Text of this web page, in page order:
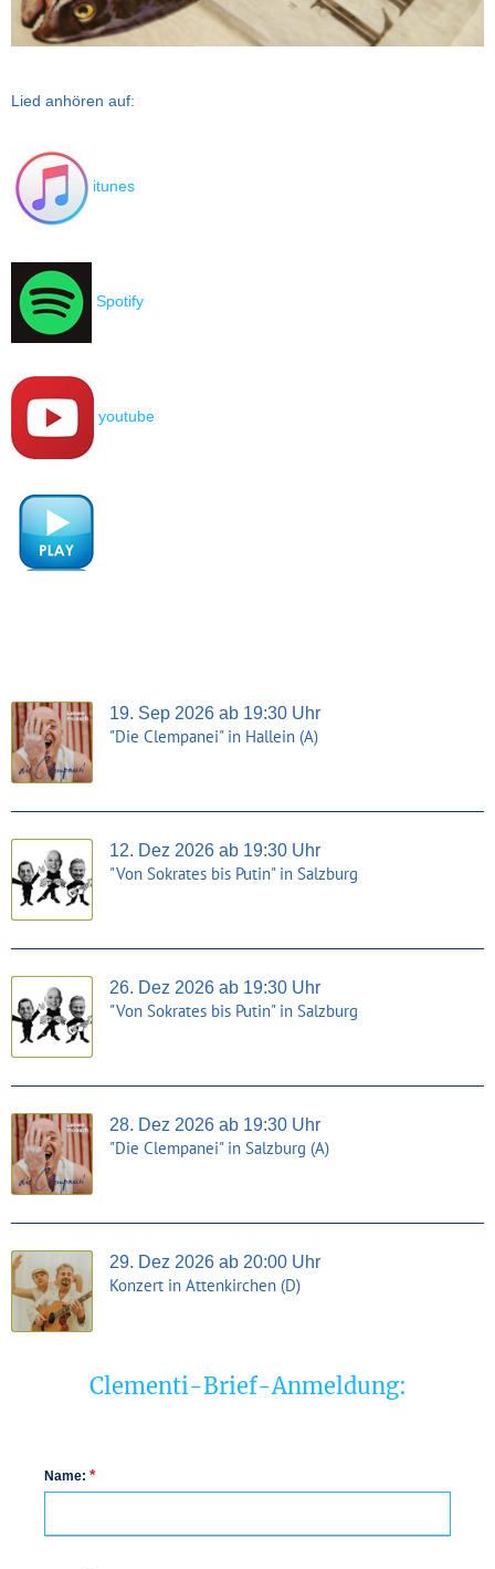
Lied anhören auf:
itunes
Spotify
youtube
19. Sep 2026 ab 19:30 Uhr
"Die Clempanei" in Hallein (A)
12. Dez 2026 ab 19:30 Uhr
"Von Sokrates bis Putin" in Salzburg
26. Dez 2026 ab 19:30 Uhr
"Von Sokrates bis Putin" in Salzburg
28. Dez 2026 ab 19:30 Uhr
"Die Clempanei" in Salzburg (A)
29. Dez 2026 ab 20:00 Uhr
Konzert in Attenkirchen (D)
Clementi-Brief-Anmeldung:
Name: *